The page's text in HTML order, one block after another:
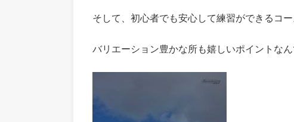
そして、初心者でも安心して練習ができるコ
バリエーション豊かな所も嬉しいポイントなん